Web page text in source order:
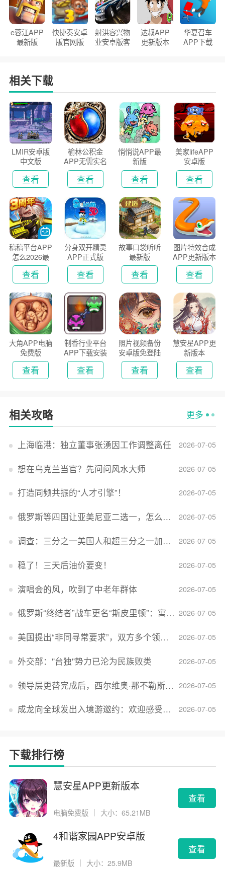
e蓉江APP
最新版
快捷奏安卓
版官网版
射洪容兴物
业安卓版客
达叔APP
更新版本
华夏召车
APP下载
相关下载
LMIR安卓版
中文版
查看
榆林公积金
APP无需实名
认证版
查看
悄悄说APP最
新版
查看
美家lifeAPP
安卓版
查看
稿稿平台APP
怎么2026最
新版
查看
分身双开精灵
APP正式版
查看
故事口袋听听
最新版
查看
图片特效合成
APP更新版本
2026
查看
大角APP电脑
免费版
查看
制香行业平台
APP下载安装
2026
查看
照片视频备份
安卓版免登陆
版
查看
慧安星APP更
新版本
查看
相关攻略 更多
2026-07-05
上海临港：独立董事张湧因工作调整离任
2026-07-05
想在乌克兰当官？先问问风水大师
2026-07-05
打造同频共振的“人才引擎”！
2026-07-05
俄罗斯等四国让亚美尼亚二选一，怎么回事？
2026-07-05
调查：三分之一美国人和超三分之一加拿大人感到经济压力
2026-07-05
稳了！三天后油价要变！
2026-07-05
演唱会的风，吹到了中老年群体
2026-07-05
俄罗斯“终结者”战车更名“斯皮里顿”：寓意强大可靠，彰显俄精神力量
2026-07-05
美国提出“非同寻常要求”，双方多个领域分歧依旧，印美贸易谈判进入“关键阶段”
2026-07-05
外交部：''台独''势力已沦为民族败类
2026-07-05
领导层更替完成后，西尔维奥·那不勒斯出任Lucid首席执行官
2026-07-05
成龙向全球发出入境游邀约：欢迎感受无滤镜的真实中国
下载排行榜
慧安星APP更新版本
电脑免费版 ｜ 大小：65.21MB
查看
4和谐家园APP安卓版
最新版 大小：25.9MB
查看